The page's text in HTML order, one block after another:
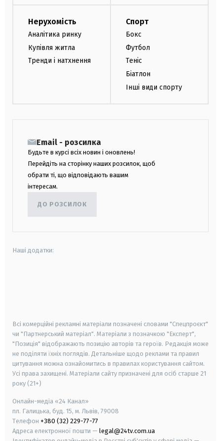
Нерухомість
Аналітика ринку
Купівля житла
Тренди і натхнення
Спорт
Бокс
Футбол
Теніс
Біатлон
Інші види спорту
Email - розсилка
Будьте в курсі всіх новин і оновлень!
Перейдіть на сторінку наших розсилок, щоб
обрати ті, що відповідають вашим
інтересам.
ДО РОЗСИЛОК
Наші додатки:
Всі комерційні рекламні матеріали позначені словами "Спецпроєкт"
чи "Партнерський матеріал". Матеріали з позначкою "Експерт",
"Позиція" відображають позицію авторів та героїв. Редакція може
не поділяти їхніх поглядів. Детальніше щодо реклами та правил
цитування можна ознайомитись в правилах користування сайтом.
Усі права захищені. Матеріали сайту призначені для осіб старше 21
року (21+)
Онлайн-медіа «24 Канал»
пл. Галицька, буд. 15, м. Львів, 79008
Телефон +380 (32) 229-77-77
Адреса електронної пошти — legal@24tv.com.ua